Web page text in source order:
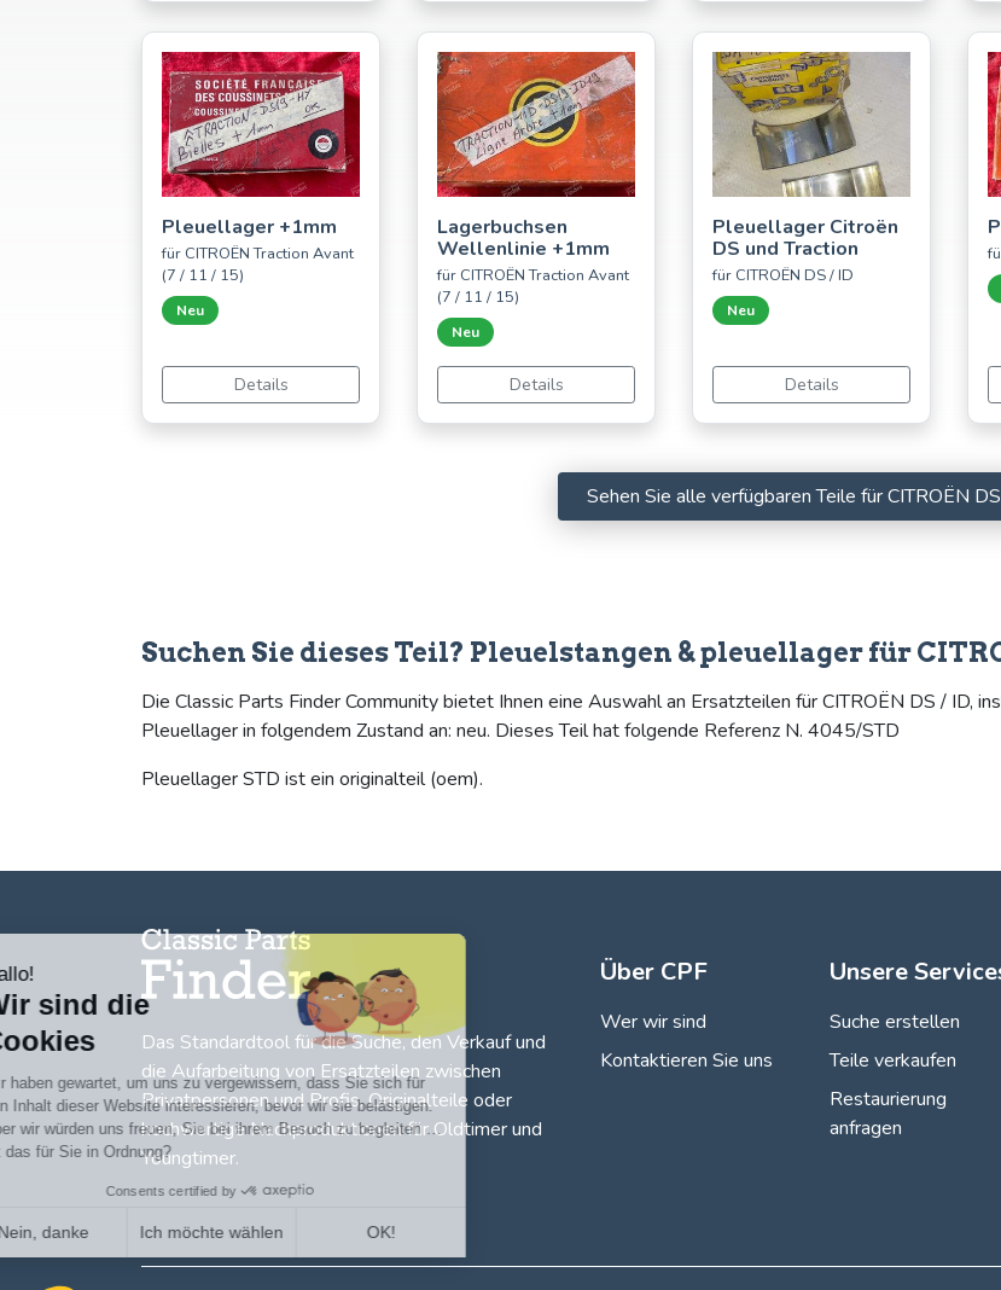
Pleuellager +1mm
für CITROËN Traction Avant
(7 / 11 / 15)
Neu
Details
Lagerbuchsen
Wellenlinie +1mm
für CITROËN Traction Avant
(7 / 11 / 15)
Neu
Details
Pleuellager Citroën
DS und Traction
für CITROËN DS / ID
Neu
Details
Sehen Sie alle verfügbaren Teile für CITROËN
Suchen Sie dieses Teil? Pleuelstangen & pleuellager für
Die Classic Parts Finder Community bietet Ihnen eine Auswahl an Ersatzteilen für CITROËN DS / ID,
Pleuellager in folgendem Zustand an: neu. Dieses Teil hat folgende Referenz N. 4045/STD
Pleuellager STD ist ein originalteil (oem).
Das Standardtool für die Suche, denVerkauf und
die Aufarbeitung von Ersatzteilen zwischen
Privatpersonen und Profis. Originalteile oder
hochwertige Nachproduktionen für Oldtimer und
Youngtimer.
Über CPF
Wer wir sind
Kontaktieren Sie uns
Unsere
Suche erstellen
Teile verkaufen
Restaurierung
anfragen
Wir sind die
Cookies
Wir haben gewartet, um uns zu vergewissern, dass Sie sich für
den Inhalt dieser Website interessieren, bevor wir sie belästigen.
Aber wir würden uns freuen, Sie bei ihrem Besuch zu begleiten …
Ist das für Sie in Ordnung?
Consents certified by
Nein, danke Ich möchte wählen
Axeptio consent
Einwilligungsmanagementplattform: Passen Sie Ihre Optionen an